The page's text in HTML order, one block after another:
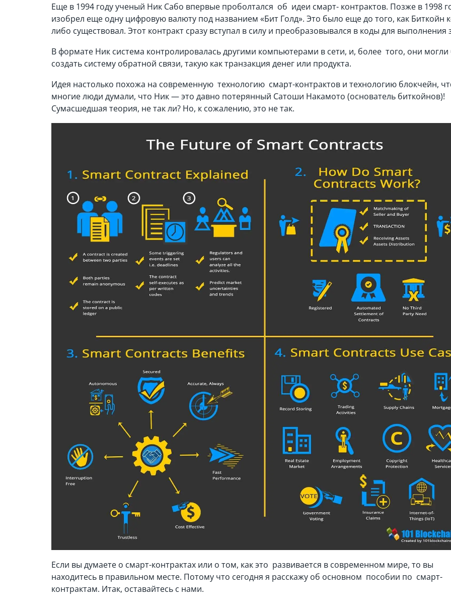
Еще в 1994 году ученый Ник Сабо впервые проболтался об идеи смарт- контрактов. Позже в 1998
изобрел еще одну цифровую валюту под названием «Бит Голд». Это было еще до того, как Биткойн
либо существовал. Этот контракт сразу вступал в силу и преобразовывался в коды для выполнения
В формате Ник система контролировалась другими компьютерами в сети, и, более того, они
создать систему обратной связи, такую ​​как транзакция денег или продукта.
Идея настолько похожа на современную технологию смарт-контрактов и технологию блокчейн,
многие люди думали, что Ник — это давно потерянный Сатоши Накамото (основатель биткойнов)!
Сумасшедшая теория, не так ли? Но, к сожалению, это не так.
Если вы думаете о смарт-контрактах или о том, как это развивается в современном мире, то вы
находитесь в правильном месте. Потому что сегодня я расскажу об основном пособии по смарт-
контрактам. Итак, оставайтесь с нами.